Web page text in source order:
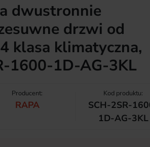
dwustronnie
drzwi od
klasa klimatyczna,
1600-1D-AG-3KL
Producent:
RAPA
Kod produktu:
SCH-2SR-
1D-AG-3KL